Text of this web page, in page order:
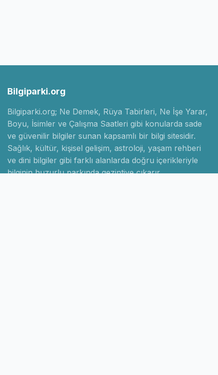
Bilgiparki.org
Bilgiparki.org; Ne Demek, Rüya Tabirleri, Ne İşe Yarar,
Boyu, İsimler ve Çalışma Saatleri gibi konularda sade
ve güvenilir bilgiler sunan kapsamlı bir bilgi sitesidir.
Sağlık, kültür, kişisel gelişim, astroloji, yaşam rehberi
ve dini bilgiler gibi farklı alanlarda doğru içerikleriyle
bilginin huzurlu parkında gezintiye çıkarır.